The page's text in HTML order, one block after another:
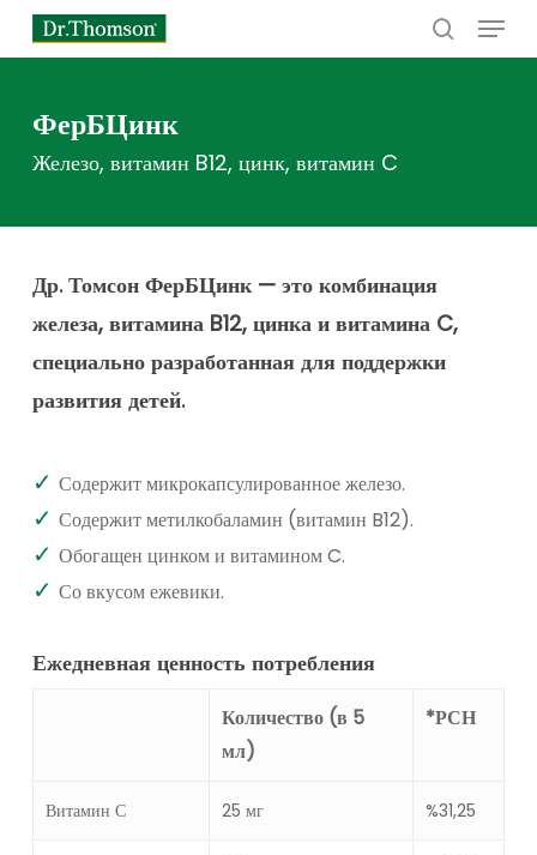
Skip
content
search
Menu
ФерБЦинк
Железо, витамин B12, цинк, витамин C
Др. Томсон ФерБЦинк — это комбинация
железа, витамина B12, цинка и витамина C,
специально разработанная для поддержки
развития детей.
Содержит микрокапсулированное железо.
Содержит метилкобаламин (витамин B12).
Обогащен цинком и витамином C.
Со вкусом ежевики.
Ежедневная ценность потребления
Количество (в 5
мл)
*РСН
Витамин С 25 мг %31,25